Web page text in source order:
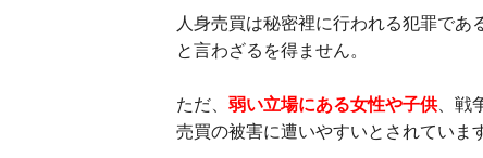
人身売買は秘密裡に行われる犯罪で
と言わざるを得ません。
ただ、 弱い立場にある女性や子供、戦
売買の被害に遭いやすいとされていま